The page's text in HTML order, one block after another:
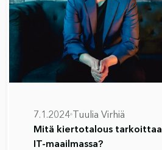
7.1.2024 Tuulia Virhiä
Mitä kiertotalous tarkoittaa
IT-maailmassa?